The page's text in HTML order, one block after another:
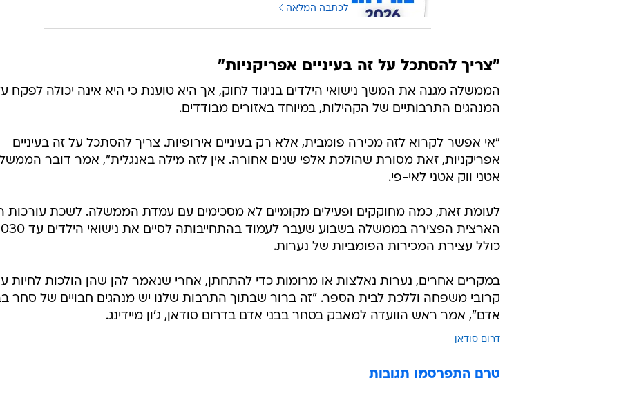
לכתבה המלאה
"צריך להסתכל על זה בעיניים אפריקניות"
הממשלה מגנה את המשך נישואי הילדים בניגוד לחוק, אך היא טוענת כי היא אינה יכולה לפקח
המנהגים התרבותיים של הקהילות, במיוחד באזורים מבודדים.
"אי אפשר לקרוא לזה מכירה פומבית, אלא רק בעיניים אירופיות. צריך להסתכל על זה בעיניים
אפריקניות, זאת מסורת שהולכת אלפי שנים אחורה. אין לזה מילה באנגלית", אמר דובר
אטני ווק אטני לאי-פי.
לעומת זאת, כמה מחוקקים ופעילים מקומיים לא מסכימים עם עמדת הממשלה. לשכת עורכות
כולל עצירת המכירות הפומביות של נערות.
במקרים אחרים, נערות נאלצות או מרומות כדי להתחתן, אחרי שנאמר להן שהן הולכות לחיות
קרובי משפחה וללכת לבית הספר. "זה ברור שבתוך התרבות שלנו יש מנהגים חבויים של סחר
אדם", אמר ראש הוועדה למאבק בסחר בבני אדם בדרום סודאן, ג'ון מיידינג.
דרום סודאן
טרם התפרסמו תגובות